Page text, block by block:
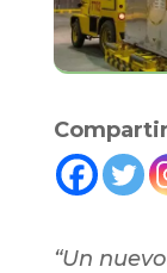
“Un